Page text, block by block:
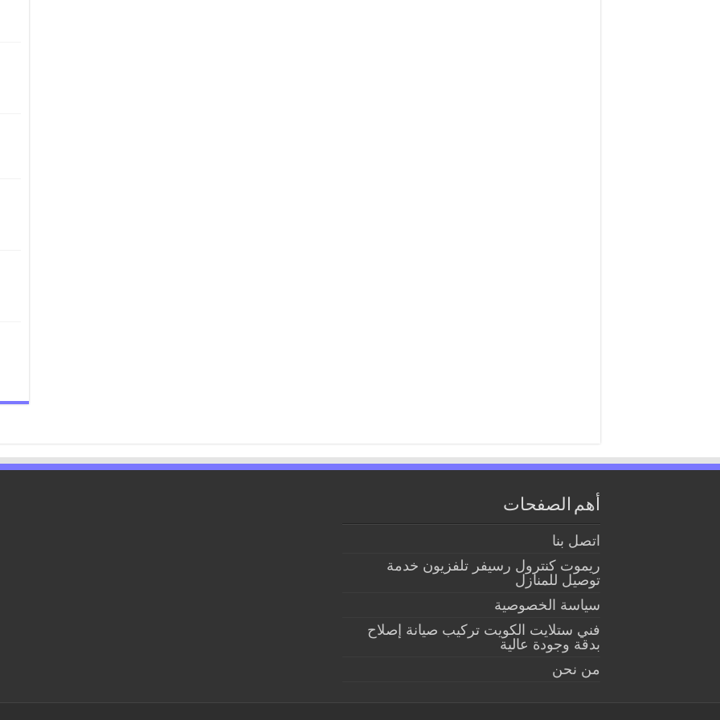
أهم الصفحات
اتصل بنا
ريموت كنترول رسيفر تلفزيون خدمة
توصيل للمنازل
سياسة الخصوصية
فني ستلايت الكويت تركيب صيانة إصلاح
بدقة وجودة عالية
من نحن